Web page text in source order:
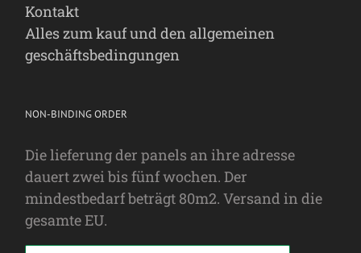
Kontakt
Alles zum kauf und den allgemeinen
geschäftsbedingungen
NON-BINDING ORDER
Die lieferung der panels an ihre adresse
dauert zwei bis fünf wochen. Der
mindestbedarf beträgt 80m2. Versand in die
gesamte EU.